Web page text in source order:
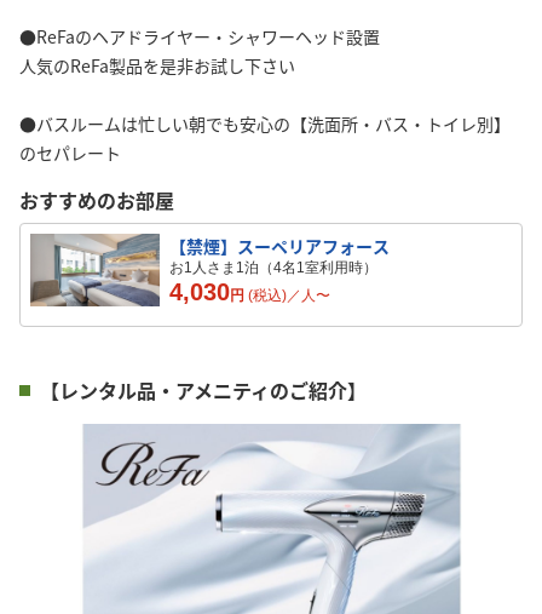
●ReFaのヘアドライヤー・シャワーヘッド設置
人気のReFa製品を是非お試し下さい
●バスルームは忙しい朝でも安心の【洗面所・バス・トイレ別】
のセパレート
おすすめのお部屋
【禁煙】スーペリアフォース
お1人さま1泊（4名1室利用時）
4,030円 (税込)／ 人〜
【レンタル品・アメニティのご紹介】